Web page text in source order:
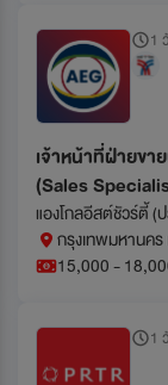
1
เจ้าหน้าที่ฝ่ายขา
(Sales
แองโกลอีสต์ชัวร์ตี้ (
กรุงเทพมหานคร
15,000 -
1